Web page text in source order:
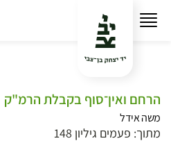
הרחם ואין־סוף בקבלת הרמ"ק
משה אידל
מתוך: פעמים גיליון 148